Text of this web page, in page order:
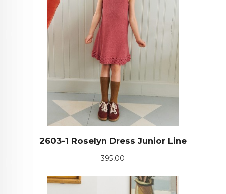
2603-1 Roselyn Dress Junior Line
Pris
395,00